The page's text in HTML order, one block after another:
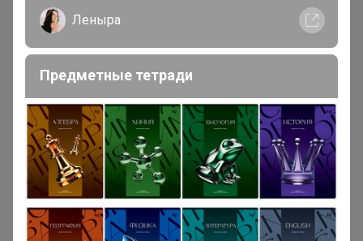
22 июня, 2025 19:38
Реклама
Леныра
Предметные тетради